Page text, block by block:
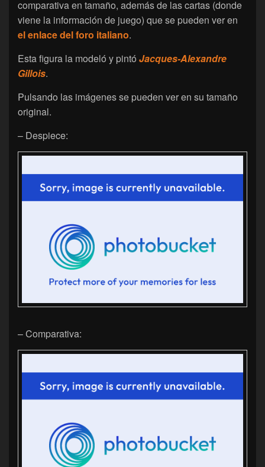
comparativa en tamaño, además de las cartas (donde
viene la información de juego) que se pueden ver en
el enlace del foro italiano.
Esta figura la modeló y pintó Jacques-Alexandre
Gillois.
Pulsando las imágenes se pueden ver en su tamaño
original.
– Despiece:
– Comparativa: